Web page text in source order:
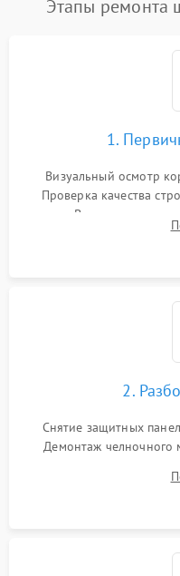
Этапы ремонта
1.
Визуальный осмотр
Проверка качества
педали. Выявление
обрывов нити или
2.
Снятие защитных
Демонтаж челночного
внутренних узлов от
остатков старой